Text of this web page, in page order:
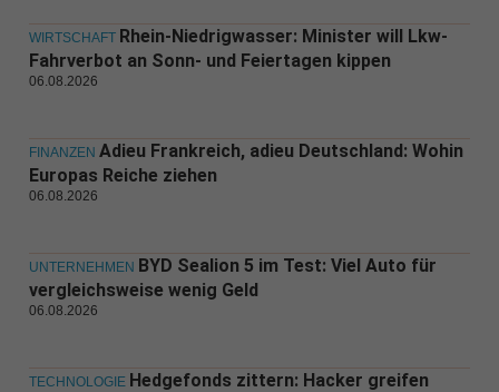
WIRTSCHAFT Rhein-Niedrigwasser: Minister will Lkw-
Fahrverbot an Sonn- und Feiertagen kippen
06.08.2026
FINANZEN Adieu Frankreich, adieu Deutschland: Wohin
Europas Reiche ziehen
06.08.2026
UNTERNEHMEN BYD Sealion 5 im Test: Viel Auto für
vergleichsweise wenig Geld
06.08.2026
TECHNOLOGIE Hedgefonds zittern: Hacker greifen